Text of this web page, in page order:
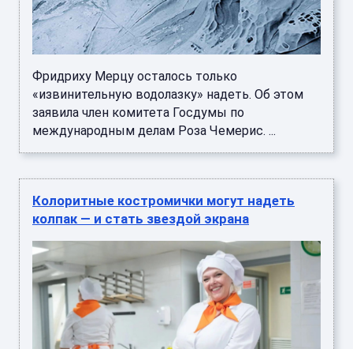
Фридриху Мерцу осталось только
«извинительную водолазку» надеть. Об этом
заявила член комитета Госдумы по
международным делам Роза Чемерис. ...
Колоритные костромички могут надеть
колпак — и стать звездой экрана